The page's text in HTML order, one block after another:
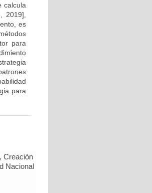
calcula
2019],
es
para
para
Creación
Nacional